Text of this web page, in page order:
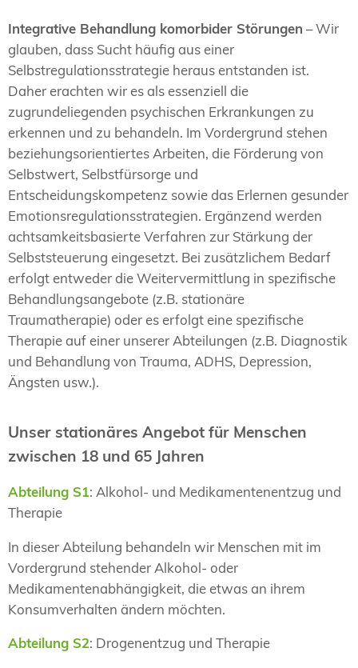
Integrative Behandlung komorbider Störungen – Wir
glauben, dass Sucht häufig aus einer
Selbstregulationsstrategie heraus entstanden ist.
Daher erachten wir es als essenziell die
zugrundeliegenden psychischen Erkrankungen zu
erkennen und zu behandeln. Im Vordergrund stehen
beziehungsorientiertes Arbeiten, die Förderung von
Selbstwert, Selbstfürsorge und
Entscheidungskompetenz sowie das Erlernen gesunder
Emotionsregulationsstrategien. Ergänzend werden
achtsamkeitsbasierte Verfahren zur Stärkung der
Selbststeuerung eingesetzt. Bei zusätzlichem Bedarf
erfolgt entweder die Weitervermittlung in spezifische
Behandlungsangebote (z.B. stationäre
Traumatherapie) oder es erfolgt eine spezifische
Therapie auf einer unserer Abteilungen (z.B. Diagnostik
und Behandlung von Trauma, ADHS, Depression,
Ängsten usw.).
Unser stationäres Angebot für Menschen
zwischen 18 und 65 Jahren
Abteilung S1: Alkohol- und Medikamentenentzug und
Therapie
In dieser Abteilung behandeln wir Menschen mit im
Vordergrund stehender Alkohol- oder
Medikamentenabhängigkeit, die etwas an ihrem
Konsumverhalten ändern möchten.
Abteilung S2: Drogenentzug und Therapie